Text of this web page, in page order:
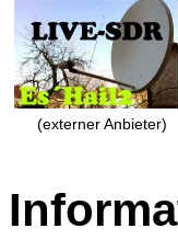
(externer Anbieter)